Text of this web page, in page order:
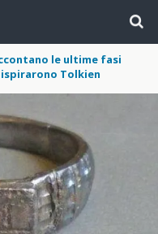
le ultime fasi
ispirarono Tolkien